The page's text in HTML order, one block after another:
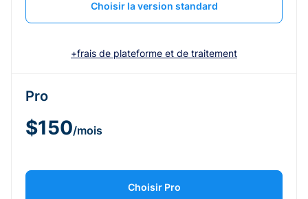
Choisir la version standard
+frais de plateforme et de traitement
Pro
$150/mois
Choisir Pro